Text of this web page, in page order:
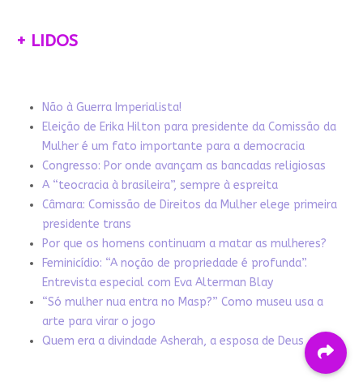
+ LIDOS
Não à Guerra Imperialista!
Eleição de Erika Hilton para presidente da Comissão da
Mulher é um fato importante para a democracia
Congresso: Por onde avançam as bancadas religiosas
A “teocracia à brasileira”, sempre à espreita
Câmara: Comissão de Direitos da Mulher elege primeira
presidente trans
Por que os homens continuam a matar as mulheres?
Feminicídio: “A noção de propriedade é profunda”.
Entrevista especial com Eva Alterman Blay
“Só mulher nua entra no Masp?” Como museu usa a
arte para virar o jogo
Quem era a divindade Asherah, a esposa de Deus